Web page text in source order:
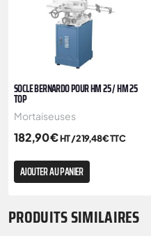
SOCLE BERNARDO POUR HM 25 / HM 25
TOP
Mortaiseuses
182,90€HT /219,48€TTC
AJOUTER AU PANIER
PRODUITS SIMILAIRES